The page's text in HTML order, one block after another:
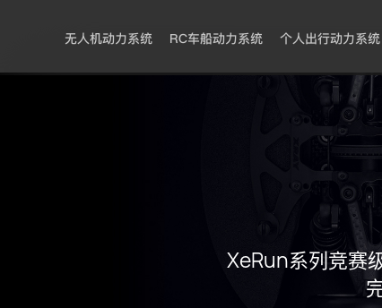
无人机动力系统 RC车船动力系统 个人出行动力系统
XeRun系列竞赛